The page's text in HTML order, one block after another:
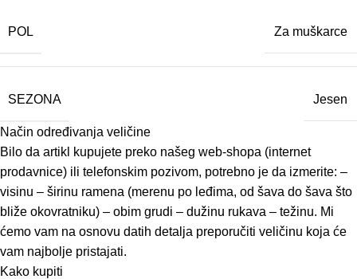
POL Za muškarce
SEZONA Jesen
Način određivanja veličine
Bilo da artikl kupujete preko našeg web-shopa (internet
prodavnice) ili telefonskim pozivom, potrebno je da izmerite: –
visinu – širinu ramena (merenu po leđima, od šava do šava što
bliže okovratniku) – obim grudi – dužinu rukava – težinu. Mi
ćemo vam na osnovu datih detalja preporučiti veličinu koja će
vam najbolje pristajati.
Kako kupiti